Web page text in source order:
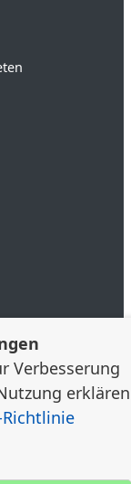
(20)
Verbesserung
erklären